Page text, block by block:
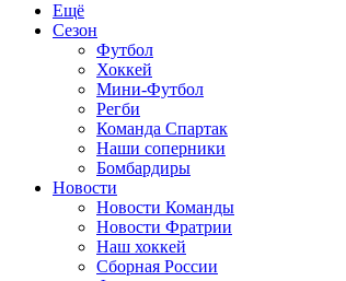
Ещё
Сезон
Футбол
Хоккей
Мини-Футбол
Регби
Команда Спартак
Наши соперники
Бомбардиры
Новости
Новости Команды
Новости Фратрии
Наш хоккей
Сборная России